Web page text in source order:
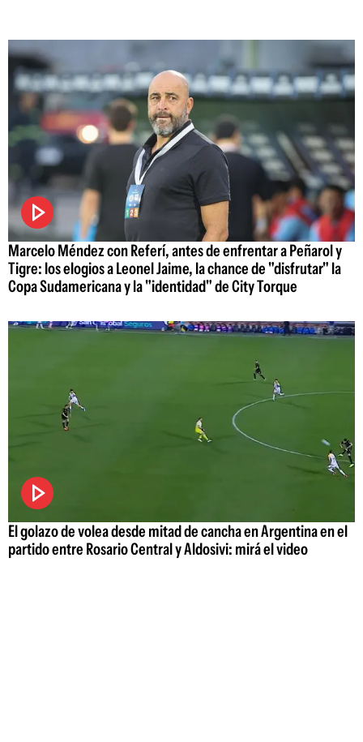
Marcelo Méndez con Referí, antes de enfrentar a Peñarol y
Tigre: los elogios a Leonel Jaime, la chance de "disfrutar" la
Copa Sudamericana y la "identidad" de City Torque
El golazo de volea desde mitad de cancha en Argentina en el
partido entre Rosario Central y Aldosivi: mirá el video